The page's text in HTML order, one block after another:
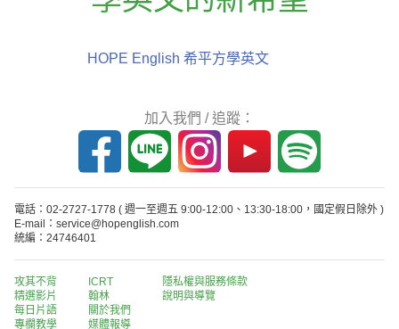
HOPE English 希平方學英文
加入我們 / 追蹤：
電話：02-2727-1778 ( 週一至週五 9:00-12:00、13:30-18:00，國定假日除外 )
E-mail：service@hopenglish.com
統編：24746401
攻其不背
精選影片
每日片語
專欄教學
ICRT
翰林
關於我們
媒體報導
隱私權與服務條款
說明與導覽